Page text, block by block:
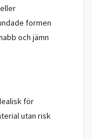
formen
och jämn
för
utan risk